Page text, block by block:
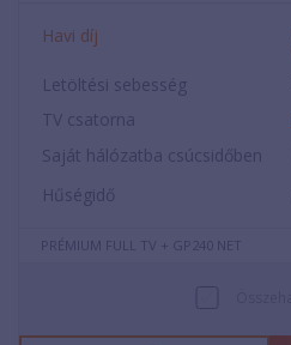
Havi díj
Letöltési sebesség
TV csatorna
Saját hálózatba csúcsidőben
Hűségidő
PRÉMIUM FULL TV + GP240 NET